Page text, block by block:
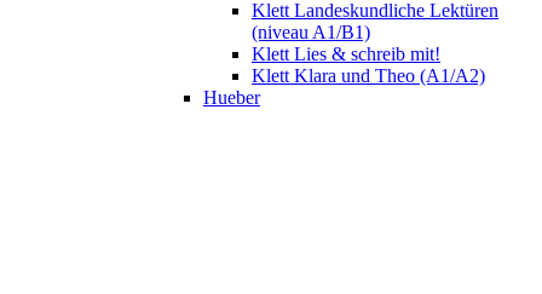
Klett Landeskundliche Lektüren
(niveau A1/B1)
Klett Lies & schreib mit!
Klett Klara und Theo (A1/A2)
Hueber